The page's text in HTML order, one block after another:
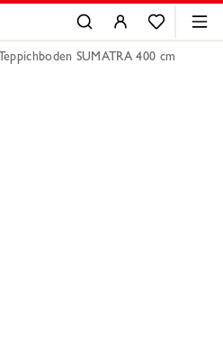
Teppichboden SUMATRA 400 cm